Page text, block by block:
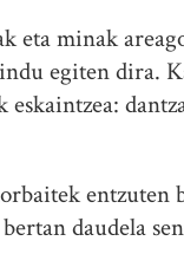
eta minak
egiten dira.
daudela